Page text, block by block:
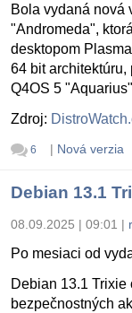
Bola vydaná nová
"Andromeda",
desktopom
64 bit architektúru,
Q4OS 5
Zdroj:
6 | Nová verzia
Debian 13.1
08.09.2025 | 09:01 |
Po mesiaci od
Debian 13.1
bezpečnostných